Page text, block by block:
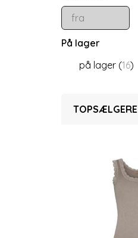
På lager
på lager (16)
TOPSÆLGERE